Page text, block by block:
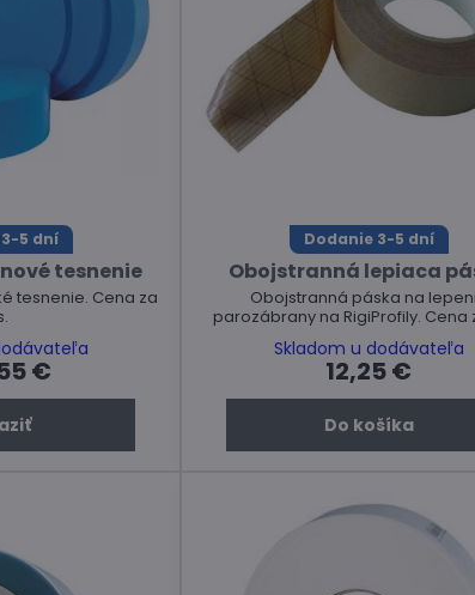
5 dní
tesnenie
tesnenie. Cena za
€
Dodanie 3-5 dní
Obojstranná lepiaca
Obojstranná páska na
parozábrany na RigiProfily. Cena
Skladom u dodávateľa
12,25 €
Do košíka